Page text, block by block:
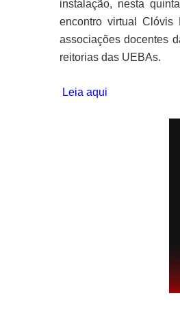
instalação, nesta
encontro virtual Clóvis
associações docentes
reitorias das UEBAs.
Leia aqui